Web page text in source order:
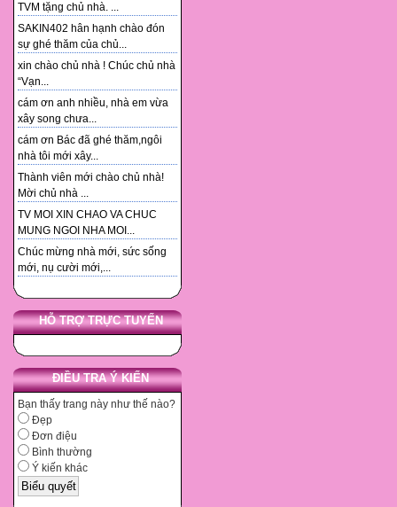
TVM tặng chủ nhà. ...
SAKIN402 hân hạnh chào đón
sự ghé thăm của chủ...
xin chào chủ nhà ! Chúc chủ nhà
“Vạn...
cám ơn anh nhiều, nhà em vừa
xây song chưa...
cám ơn Bác đã ghé thăm,ngôi
nhà tôi mới xây...
Thành viên mới chào chủ nhà!
Mời chủ nhà ...
TV MOI XIN CHAO VA CHUC
MUNG NGOI NHA MOI...
Chúc mừng nhà mới, sức sống
mới, nụ cười mới,...
HỖ TRỢ TRỰC TUYẾN
ĐIỀU TRA Ý KIẾN
Bạn thấy trang này như thế nào?
Đẹp
Đơn điệu
Bình thường
Ý kiến khác